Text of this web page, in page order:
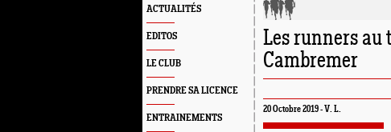
ACTUALITÉS
EDITOS
LE CLUB
PRENDRE SA LICENCE
ENTRAINEMENTS
Les runners au
Cambremer
20 Octobre 2019 - V. L.